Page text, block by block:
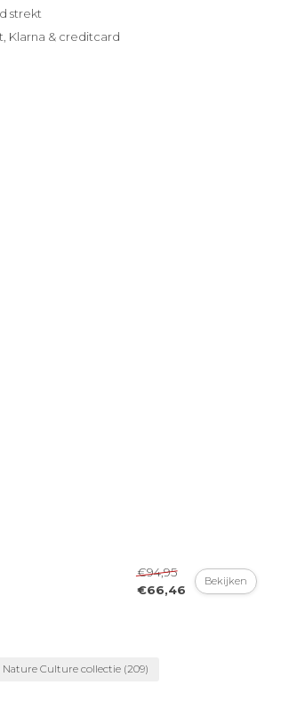
strekt
Klarna & creditcard
€94,95
€66,46
Bekijken
Nature Culture collectie (209)